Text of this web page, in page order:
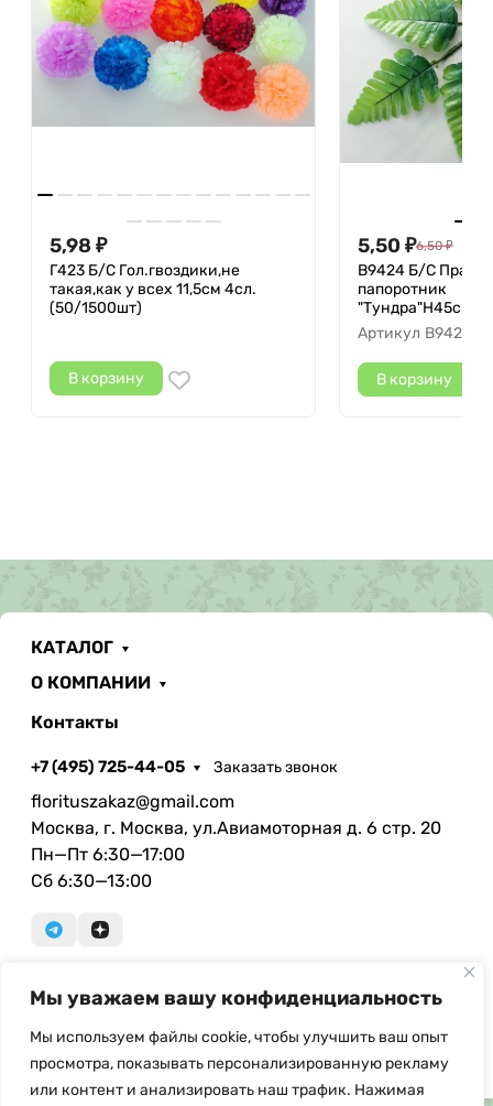
Мы уважаем вашу конфиденциальность
Мы используем файлы cookie, чтобы улучшить ваш опыт
просмотра, показывать персонализированную рекламу
или контент и анализировать наш трафик. Нажимая
5,98 ₽
Г423 Б/С Гол.гвоздики,не
такая,как у всех 11,5см 4сл.
(50/1500шт)
В корзину
5,50 ₽6,50 ₽
В9424 Б/С
папоротник
Артикул В9424
В корзину
КАТАЛОГ
О КОМПАНИИ
Контакты
+7 (495) 725-44-05 Заказать звонок
florituszakaz@gmail.com
Москва, г. Москва, ул.Авиамоторная д. 6 стр. 20
Пн—Пт 6:30—17:00
Сб 6:30—13:00
© Copyright, 2026 Floritus.com - оптовая продажа
искусственных цветов и ритуальных
сайта ссылка на источник обязательна.